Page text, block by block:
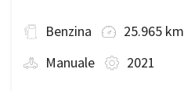
Benzina 25.965 km
Manuale
2021